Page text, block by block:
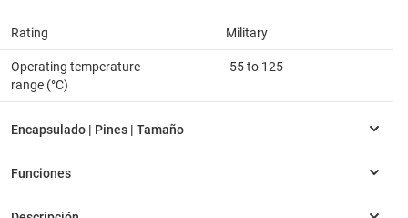
Rating Military
Operating temperature
range (°C)
-55 to 125